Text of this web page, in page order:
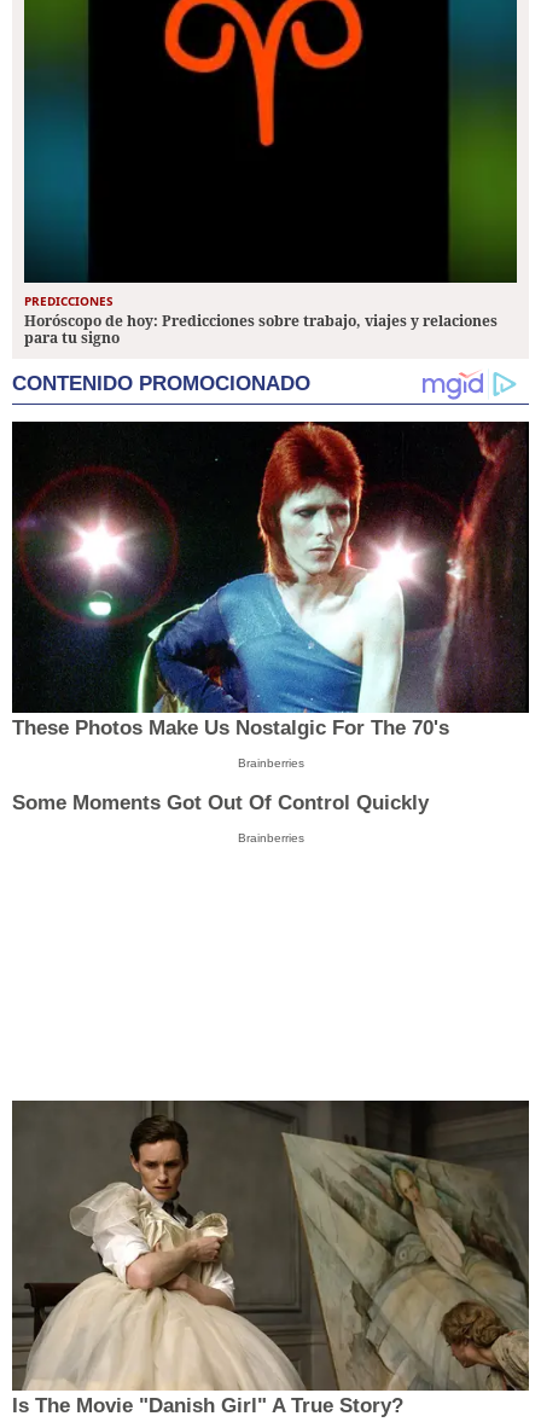
PREDICCIONES
Horóscopo de hoy: Predicciones sobre trabajo, viajes y relaciones
para tu signo
CONTENIDO PROMOCIONADO
These Photos Make Us Nostalgic For The 70's
Brainberries
Some Moments Got Out Of Control Quickly
Brainberries
Is The Movie "Danish Girl" A True Story?